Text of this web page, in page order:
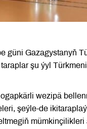
güni Gazagystanyň
şu ýyl
wezipä
şeýle-de